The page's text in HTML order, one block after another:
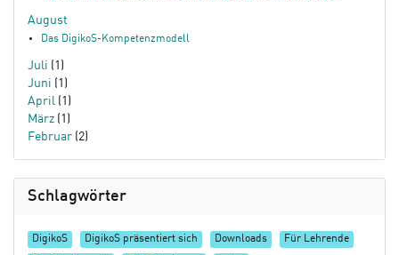
August
Das DigikoS-Kompetenzmodell
Juli (1)
Juni (1)
April (1)
März (1)
Februar (2)
Schlagwörter
DigikoS DigikoS präsentiert sich Downloads Für Lehrende